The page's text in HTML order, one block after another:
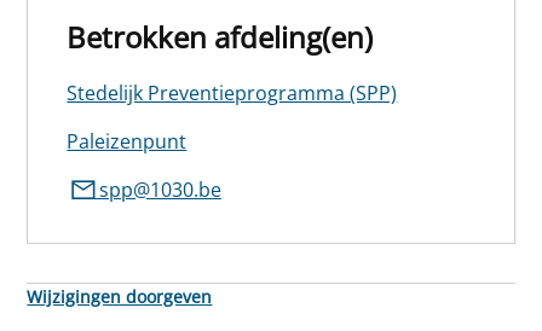
Betrokken afdeling(en)
Stedelijk Preventieprogramma (SPP)
Paleizenpunt
spp@1030.be
Wijzigingen doorgeven